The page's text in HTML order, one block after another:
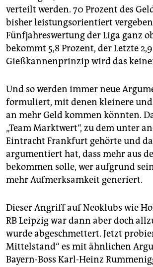
verteilt werden. 70 Prozent des
bisher leistungsorientiert
Fünfjahreswertung der Liga ganz
bekommt 5,8 Prozent, der Letzte
Gießkannenprinzip wird das
Und so werden immer neue
formuliert, mit denen kleinere
an mehr Geld kommen könnten.
„Team Marktwert“, zu dem unter
Eintracht Frankfurt gehörte und
argumentiert hat, dass mehr aus
bekommen solle, wer aufgrund
mehr Aufmerksamkeit generiert.
Dieser Angriff auf Neoklubs wie
RB Leipzig war dann aber doch
wurde abgeschmettert. Jetzt
Mittelstand“ es mit ähnlichen
Bayern-Boss Karl-Heinz